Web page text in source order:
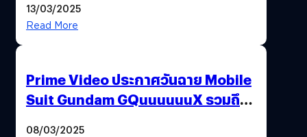
13/03/2025
Read More
Prime Video ประกาศวันฉาย Mobile
Suit Gundam GQuuuuuuX รวมถึง
08/03/2025